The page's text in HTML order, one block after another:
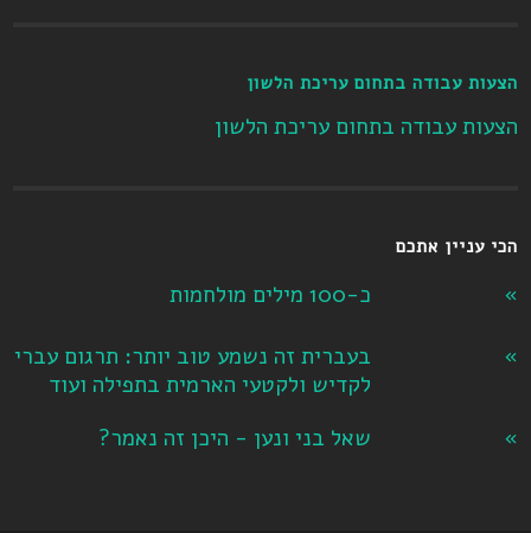
הצעות עבודה בתחום עריכת הלשון
הצעות עבודה בתחום עריכת הלשון
הכי עניין אתכם
כ-100 מילים מולחמות
בעברית זה נשמע טוב יותר: תרגום עברי
לקדיש ולקטעי הארמית בתפילה ועוד
שאל בני ונען - היכן זה נאמר?